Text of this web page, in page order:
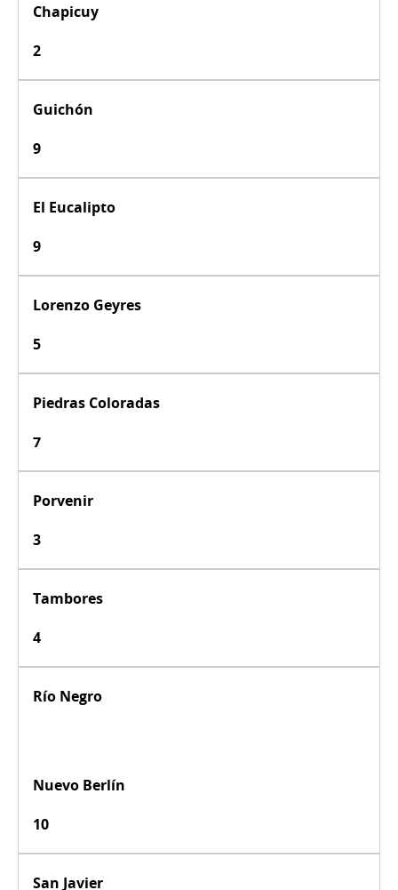
Chapicuy
2
Guichón
9
El Eucalipto
9
Lorenzo Geyres
5
Piedras Coloradas
7
Porvenir
3
Tambores
4
Río Negro
Nuevo Berlín
10
San Javier